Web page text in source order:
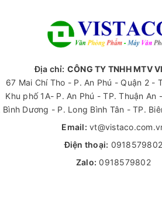
Địa chỉ: CÔNG TY TNHH MTV
67 Mai Chí Tho - P. An Phú - Quận 2 -
Khu phố 1A- P. An Phú - TP. Thuận An
Bình Dương - P. Long Bình Tân - TP.
Email:
Điện thoại: 0918579802
Zalo: 0918579802